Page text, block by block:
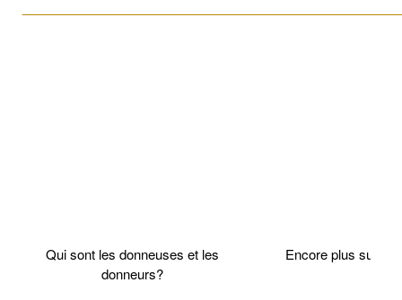
Qui sont les donneuses et les
donneurs?
Encore plus sur le